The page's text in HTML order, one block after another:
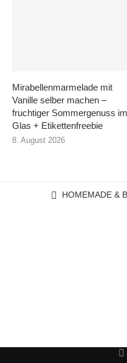
Mirabellenmarmelade mit
Vanille selber machen –
fruchtiger Sommergenuss im
Glas + Etikettenfreebie
8. August 2026
HOMEMADE &